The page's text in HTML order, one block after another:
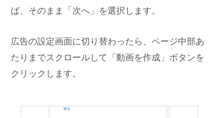
ば、そのまま「次へ」を選択します。
広告の設定画面に切り替わったら、ページ中部あ
たりまでスクロールして「動画を作成」ボタンを
クリックします。